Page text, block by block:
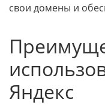
свои домены и
Яндекс